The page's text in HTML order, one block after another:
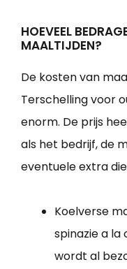
HOEVEEL
MAALTIJDEN?
De kosten van
Terschelling voor
enorm. De prijs
als het bedrijf, de
eventuele extra
Koelverse
spinazie a
wordt al